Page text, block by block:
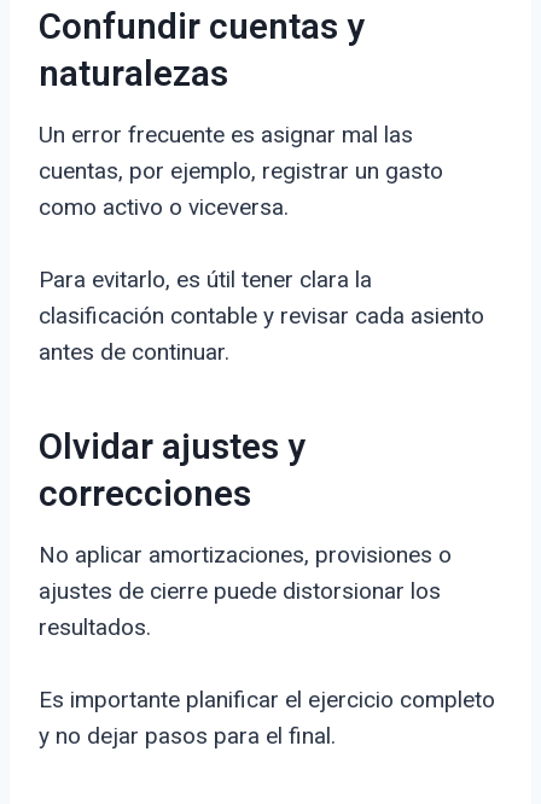
Confundir cuentas y
naturalezas
Un error frecuente es asignar mal las
cuentas, por ejemplo, registrar un gasto
como activo o viceversa.
Para evitarlo, es útil tener clara la
clasificación contable y revisar cada asiento
antes de continuar.
Olvidar ajustes y
correcciones
No aplicar amortizaciones, provisiones o
ajustes de cierre puede distorsionar los
resultados.
Es importante planificar el ejercicio completo
y no dejar pasos para el final.